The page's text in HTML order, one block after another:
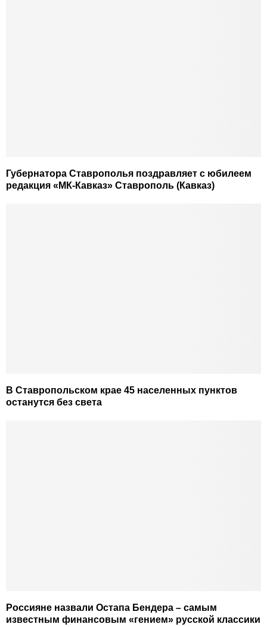
Губернатора Ставрополья поздравляет с юбилеем
редакция «МК-Кавказ» Ставрополь (Кавказ)
В Ставропольском крае 45 населенных пунктов
останутся без света
Россияне назвали Остапа Бендера – самым
известным финансовым «гением» русской классики